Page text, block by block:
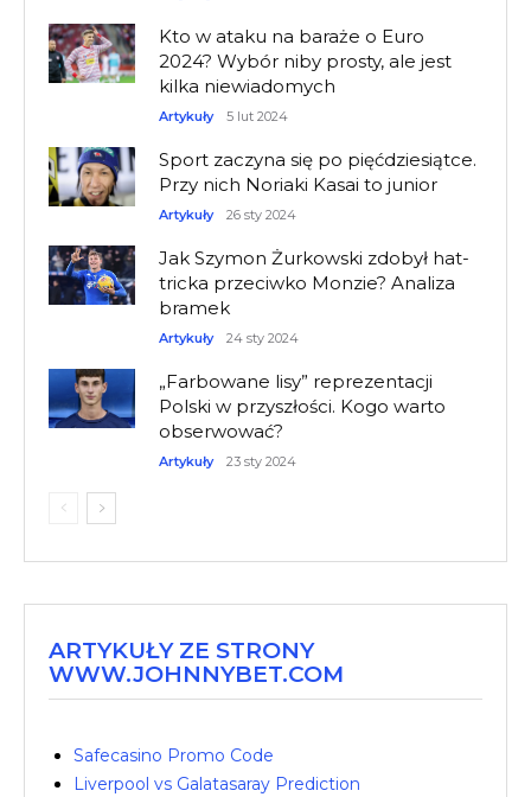
Kto w ataku na baraże o Euro
2024? Wybór niby prosty, ale jest
kilka niewiadomych
Artykuły 5 lut 2024
Sport zaczyna się po pięćdziesiątce.
Przy nich Noriaki Kasai to junior
Artykuły 26 sty 2024
Jak Szymon Żurkowski zdobył hat-
tricka przeciwko Monzie? Analiza
bramek
Artykuły 24 sty 2024
„Farbowane lisy” reprezentacji
Polski w przyszłości. Kogo warto
obserwować?
Artykuły 23 sty 2024
ARTYKUŁY ZE STRONY
WWW.JOHNNYBET.COM
Safecasino Promo Code
Liverpool vs Galatasaray Prediction